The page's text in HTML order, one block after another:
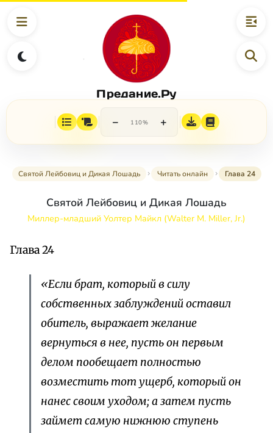
Предание.Ру
− 110% +
Святой Лейбовиц и Дикая Лошадь Читать онлайн Глава 24
Святой Лейбовиц и Дикая Лошадь
Миллер-младший Уолтер Майкл (Walter M. Miller, Jr.)
Глава 24
«Если брат, который в силу
собственных заблуждений оставил
обитель, выражает желание
вернуться в нее, пусть он первым
делом пообещает полностью
возместить тот ущерб, который он
нанес своим уходом; а затем пусть
займет самую нижнюю ступень